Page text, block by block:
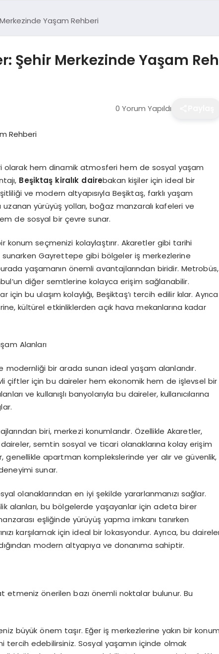
Yaşam Rehberi
Şehir Merkezinde Yaşam
0 Yorum Yapıldı
olarak hem dinamik atmosferi hem de sosyal yaşam
Beşiktaş kiralık dairebakan kişiler için ideal bir
ve modern altyapısıyla Beşiktaş, farklı yaşam
yürüyüş yolları, boğaz manzaralı kafeleri ve
de sosyal bir çevre sunar.
konum seçmenizi kolaylaştırır. Akaretler gibi tarihi
Gayrettepe gibi bölgeler iş merkezlerine
burada yaşamanın önemli avantajlarından biridir. Metrobüs,
diğer semtlerine kolayca erişim sağlanabilir.
bu ulaşım kolaylığı, Beşiktaş’ı tercih edilir kılar. Ayrıca
kültürel etkinliklerden açık hava mekanlarına kadar
Alanları
bir arada sunan ideal yaşam alanlarıdır.
çiftler için bu daireler hem ekonomik hem de işlevsel bir
ve kullanışlı banyolarıyla bu daireler, kullanıcılarına
biri, merkezi konumlarıdır. Özellikle Akaretler,
semtin sosyal ve ticari olanaklarına kolay erişim
genellikle apartman komplekslerinde yer alır ve güvenlik,
sunar.
olanaklarından en iyi şekilde yararlanmanızı sağlar.
alanları, bu bölgelerde yaşayanlar için adeta birer
eşliğinde yürüyüş yapma imkanı tanırken
karşılamak için ideal bir lokasyondur. Ayrıca, bu
modern altyapıya ve donanıma sahiptir.
etmeniz önerilen bazı önemli noktalar bulunur. Bu
büyük önem taşır. Eğer iş merkezlerine yakın bir konum
tercih edebilirsiniz. Sosyal yaşamın içinde olmak